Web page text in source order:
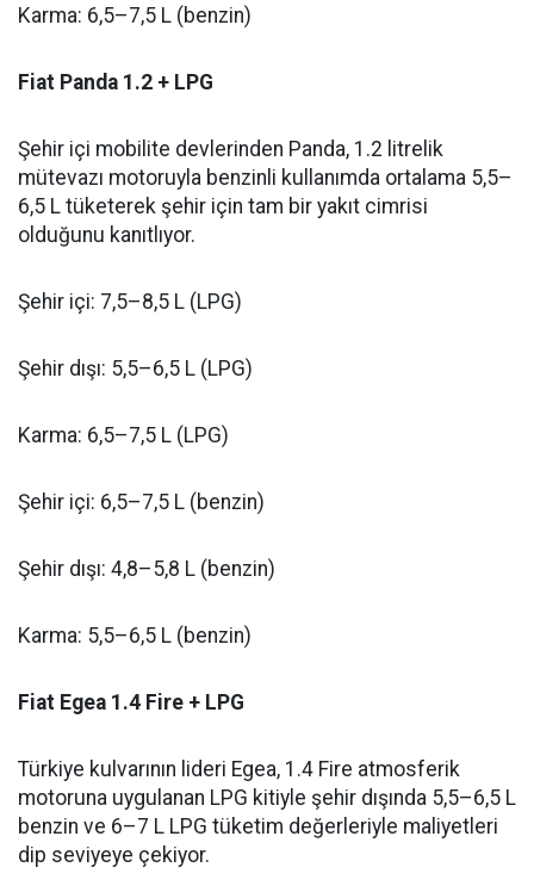
Karma: 6,5–7,5 L (benzin)
Fiat Panda 1.2 + LPG
Şehir içi mobilite devlerinden Panda, 1.2 litrelik
mütevazı motoruyla benzinli kullanımda ortalama 5,5–
6,5 L tüketerek şehir için tam bir yakıt cimrisi
olduğunu kanıtlıyor.
Şehir içi: 7,5–8,5 L (LPG)
Şehir dışı: 5,5–6,5 L (LPG)
Karma: 6,5–7,5 L (LPG)
Şehir içi: 6,5–7,5 L (benzin)
Şehir dışı: 4,8–5,8 L (benzin)
Karma: 5,5–6,5 L (benzin)
Fiat Egea 1.4 Fire + LPG
Türkiye kulvarının lideri Egea, 1.4 Fire atmosferik
motoruna uygulanan LPG kitiyle şehir dışında 5,5–6,5 L
benzin ve 6–7 L LPG tüketim değerleriyle maliyetleri
dip seviyeye çekiyor.